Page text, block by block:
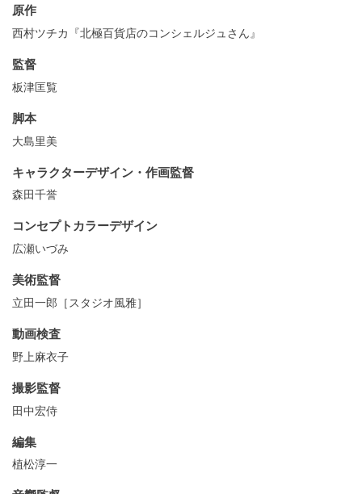
原作
西村ツチカ『北極百貨店のコンシェルジュさん』
監督
板津匡覧
脚本
大島里美
キャラクターデザイン・作画監督
森田千誉
コンセプトカラーデザイン
広瀬いづみ
美術監督
立田一郎［スタジオ⾵雅］
動画検査
野上麻衣子
撮影監督
田中宏侍
編集
植松淳一